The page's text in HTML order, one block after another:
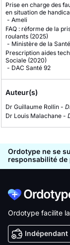
Prise en charge des
en situation de
- Ameli
FAQ : réforme de la
roulants (2025)
- Ministère de la Santé
Prescription aides
Sociale (2020)
- DAC Santé 92
Auteur(s)
Dr Guillaume Rollin -
Dr Louis Malachane -
Ordotype ne se
responsabilité
Ordotype facilite